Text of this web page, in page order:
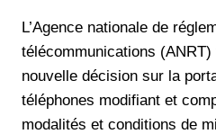
L’Agence nationale de
télécommunications
nouvelle décision sur la
téléphones modifiant et
modalités et conditions de